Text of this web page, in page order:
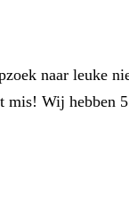
naar leuke
mis! Wij hebben